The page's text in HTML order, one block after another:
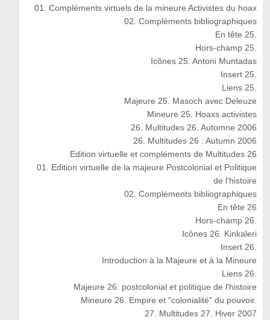
01. Compléments virtuels de la mineure Activistes du hoax
02. Compléments bibliographiques
En tête 25.
Hors-champ 25.
Icônes 25. Antoni Muntadas
Insert 25.
Liens 25.
Majeure 25. Masoch avec Deleuze
Mineure 25. Hoaxs activistes
26. Multitudes 26. Automne 2006
26. Multitudes 26 : Autumn 2006
Edition virtuelle et compléments de Multitudes 26
01. Edition virtuelle de la majeure Postcolonial et Politique
de l'histoire
02. Compléments bibliographiques
En tête 26
Hors-champ 26.
Icônes 26. Kinkaleri
Insert 26.
Introduction à la Majeure et à la Mineure
Liens 26.
Majeure 26. postcolonial et politique de l'histoire
Mineure 26. Empire et "colonialité" du pouvoir.
27. Multitudes 27. Hiver 2007